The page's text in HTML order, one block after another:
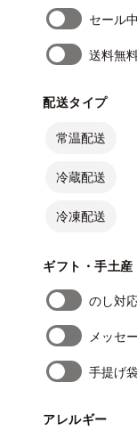
セール中
送料無
配送タイプ
常温配送
冷蔵配送
冷凍配送
ギフト・手土産
のし対
メッセ
手提げ
アレルギー